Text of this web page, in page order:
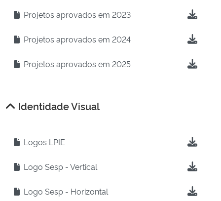
Projetos aprovados em 2023
Projetos aprovados em 2024
Projetos aprovados em 2025
Identidade Visual
Logos LPIE
Logo Sesp - Vertical
Logo Sesp - Horizontal